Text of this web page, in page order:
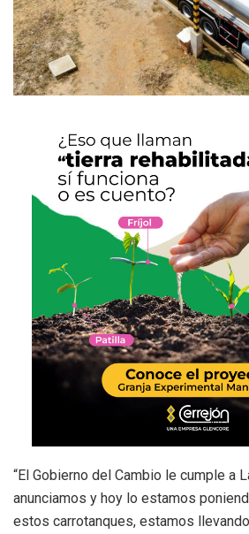
“El Gobierno del Cambio le cumple a
anunciamos y hoy lo estamos
estos carrotanques, estamos